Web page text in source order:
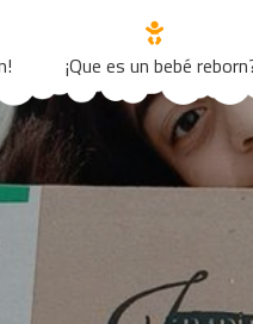
¡Que es un bebé